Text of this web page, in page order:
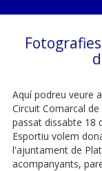
Aquí podreu veure
Circuit Comarcal
passat dissabte 18
Esportiu volem
l'ajuntament de
acompanyants,